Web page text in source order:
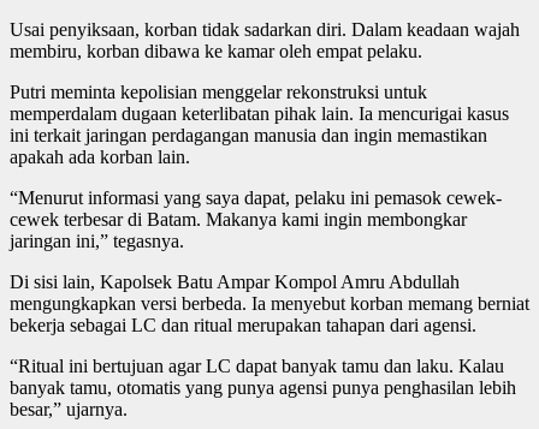
Usai penyiksaan, korban tidak sadarkan diri. Dalam keadaan wajah
membiru, korban dibawa ke kamar oleh empat pelaku.
Putri meminta kepolisian menggelar rekonstruksi untuk
memperdalam dugaan keterlibatan pihak lain. Ia mencurigai kasus
ini terkait jaringan perdagangan manusia dan ingin memastikan
apakah ada korban lain.
“Menurut informasi yang saya dapat, pelaku ini pemasok cewek-
cewek terbesar di Batam. Makanya kami ingin membongkar
jaringan ini,” tegasnya.
Di sisi lain, Kapolsek Batu Ampar Kompol Amru Abdullah
mengungkapkan versi berbeda. Ia menyebut korban memang berniat
bekerja sebagai LC dan ritual merupakan tahapan dari agensi.
“Ritual ini bertujuan agar LC dapat banyak tamu dan laku. Kalau
banyak tamu, otomatis yang punya agensi punya penghasilan lebih
besar,” ujarnya.